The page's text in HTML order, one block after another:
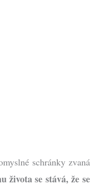
schránky zvaná
života se stává, že se